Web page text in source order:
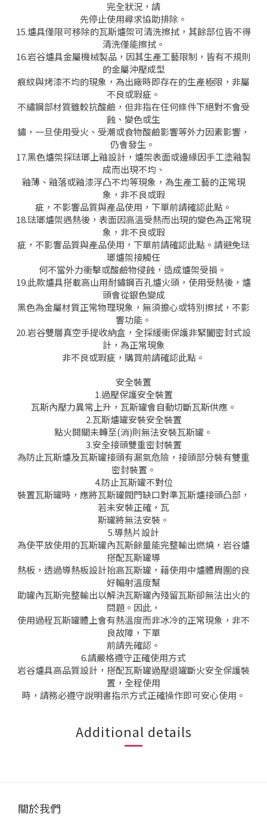
完全狀況，請
先停止使用尋求協助排除。
15.爐具僅限可移除的瓦斯爐架可清洗擦拭，其餘部位皆不得
清洗僅能擦拭。
16.岩谷爐具金屬機械製品，因其生產工藝限制，皆有不規則
的金屬沖壓成型
痕紋與烤漆不均的現象，為出廠時即存在的生產極限，非屬
不良或瑕疵。
不繡鋼部材質雖較抗酸鹼，但非指在任何條件下絕對不會受
蝕、變色或生
鏽，一旦使用受火、受潮或食物酸鹼影響等外力因素影響，
仍會發生。
17.黑色爐架採琺瑯上釉設計，爐架表面或邊緣因手工塗釉製
成而出現不均、
釉薄、釉落或釉漆浮凸不均等現象，為生產工藝的正常現
象，非不良或瑕
疵，不影響品質與產品使用，下單前請確認此點。
18.琺瑯爐架遇熱後，表面因高溫受熱而出現的變色為正常現
象，非不良或瑕
疵，不影響品質與產品使用，下單前請確認此點。請避免琺
瑯爐架接觸任
何不當外力衝擊或酸鹼物侵蝕，造成爐架受損。
19.此款爐具搭載高山用耐鏽鋼百孔爐火頭，使用受熱後，爐
頭會從銀色變成
黑色為金屬材質正常物理現象，無須擔心或特別擦拭，不影
響功能。
20.岩谷雙層真空手提收納盒，全採緩衝保護非緊闔密封式設
計，為正常現象
非不良或瑕疵，購買前請確認此點。
安全裝置
1.過壓保護安全裝置
瓦斯內壓力異常上升，瓦斯罐會自動切斷瓦斯供應。
2.瓦斯爐罐安裝安全裝置
點火開關未轉至(消)則無法安裝瓦斯罐。
3.安全接頭雙重密封裝置
為防止瓦斯爐及瓦斯罐接頭有漏氣危險，接頭部分裝有雙重
密封裝置。
4.防止瓦斯罐不對位
裝置瓦斯罐時，應將瓦斯罐閥門缺口對準瓦斯爐接頭凸部，
若未安裝正確，瓦
斯罐將無法安裝。
5.導熱片設計
為使平放使用的瓦斯罐內瓦斯餘量能完整輸出燃燒，岩谷爐
搭配瓦斯罐導
熱板，透過導熱板設計抬高瓦斯罐，藉使用中爐體周圍的良
好輻射溫度幫
助罐內瓦斯完整輸出以解決瓦斯罐內殘留瓦斯卻無法出火的
問題。因此，
使用過程瓦斯罐體上會有熱溫度而非冰冷的正常現象，非不
良故障，下單
前請先確認。
6.請嚴格遵守正確使用方式
岩谷爐具高品質設計，搭配瓦斯罐過壓退罐斷火安全保護裝
置，全程使用
時，請務必遵守說明書指示方式正確操作即可安心使用。
Additional details
關於我們